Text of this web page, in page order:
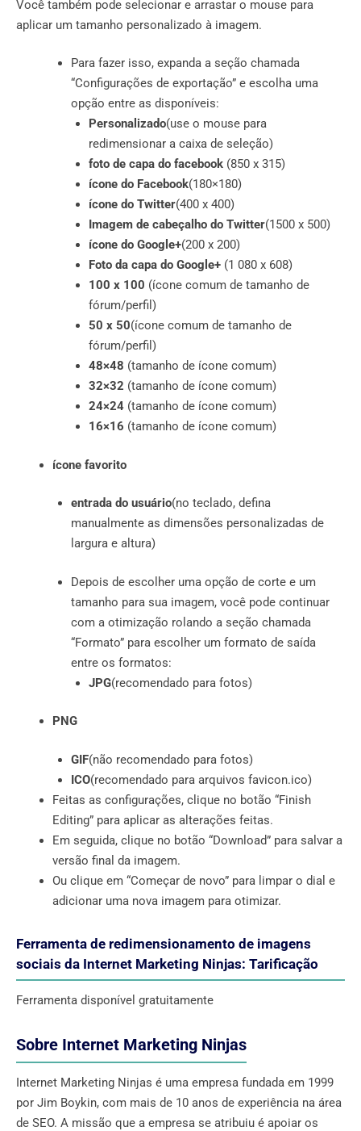
Você também pode selecionar e arrastar o mouse para
aplicar um tamanho personalizado à imagem.
Para fazer isso, expanda a seção chamada
“Configurações de exportação” e escolha uma
opção entre as disponíveis:
Personalizado(use o mouse para
redimensionar a caixa de seleção)
foto de capa do facebook (850 x 315)
ícone do Facebook(180×180)
ícone do Twitter(400 x 400)
Imagem de cabeçalho do Twitter(1500 x 500)
ícone do Google+(200 x 200)
Foto da capa do Google+ (1 080 x 608)
100 x 100 (ícone comum de tamanho de
fórum/perfil)
50 x 50(ícone comum de tamanho de
fórum/perfil)
48×48 (tamanho de ícone comum)
32×32 (tamanho de ícone comum)
24×24 (tamanho de ícone comum)
16×16 (tamanho de ícone comum)
ícone favorito
entrada do usuário(no teclado, defina
manualmente as dimensões personalizadas de
largura e altura)
Depois de escolher uma opção de corte e um
tamanho para sua imagem, você pode continuar
com a otimização rolando a seção chamada
“Formato” para escolher um formato de saída
entre os formatos:
JPG(recomendado para fotos)
PNG
GIF(não recomendado para fotos)
ICO(recomendado para arquivos favicon.ico)
Feitas as configurações, clique no botão “Finish
Editing” para aplicar as alterações feitas.
Em seguida, clique no botão “Download” para salvar a
versão final da imagem.
Ou clique em “Começar de novo” para limpar o dial e
adicionar uma nova imagem para otimizar.
Ferramenta de redimensionamento de imagens
sociais da Internet Marketing Ninjas: Tarificação
Ferramenta disponível gratuitamente
Sobre Internet Marketing Ninjas
Internet Marketing Ninjas é uma empresa fundada em 1999
por Jim Boykin, com mais de 10 anos de experiência na área
de SEO. A missão que a empresa se atribuiu é apoiar os